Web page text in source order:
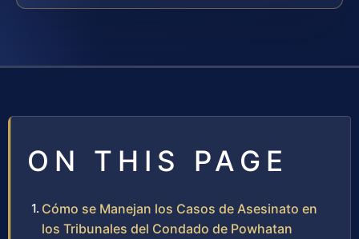
ON THIS PAGE
Cómo se Manejan los Casos de Asesinato en
los Tribunales del Condado de Powhatan